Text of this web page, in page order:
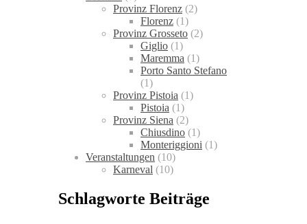
Provinz Florenz (2)
Florenz (1)
Provinz Grosseto (2)
Giglio (1)
Maremma (1)
Porto Santo Stefano
(1)
Provinz Pistoia (1)
Pistoia (1)
Provinz Siena (2)
Chiusdino (1)
Monteriggioni (1)
Veranstaltungen (10)
Karneval (10)
Schlagworte Beiträge